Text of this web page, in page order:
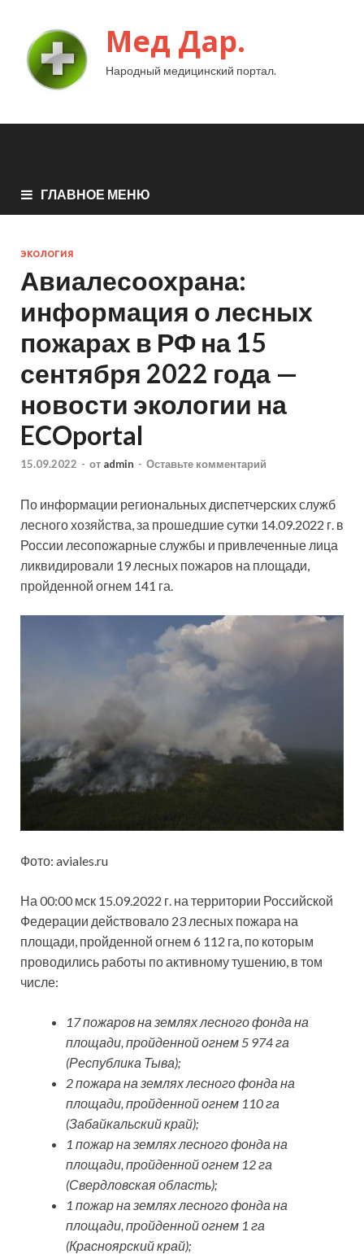
Мед Дар.
Народный медицинский портал.
ГЛАВНОЕ МЕНЮ
ЭКОЛОГИЯ
Авиалесоохрана:
информация о лесных
пожарах в РФ на 15
сентября 2022 года —
новости экологии на
ECOportal
15.09.2022 - от admin - Оставьте комментарий
По информации региональных диспетчерских служб
лесного хозяйства, за прошедшие сутки 14.09.2022 г. в
России лесопожарные службы и привлеченные лица
ликвидировали 19 лесных пожаров на площади,
пройденной огнем 141 га.
Фото: aviales.ru
На 00:00 мск 15.09.2022 г. на территории Российской
Федерации действовало 23 лесных пожара на
площади, пройденной огнем 6 112 га, по которым
проводились работы по активному тушению, в том
числе:
17 пожаров на землях лесного фонда на
площади, пройденной огнем 5 974 га
(Республика Тыва);
2 пожара на землях лесного фонда на
площади, пройденной огнем 110 га
(Забайкальский край);
1 пожар на землях лесного фонда на
площади, пройденной огнем 12 га
(Свердловская область);
1 пожар на землях лесного фонда на
площади, пройденной огнем 1 га
(Красноярский край);